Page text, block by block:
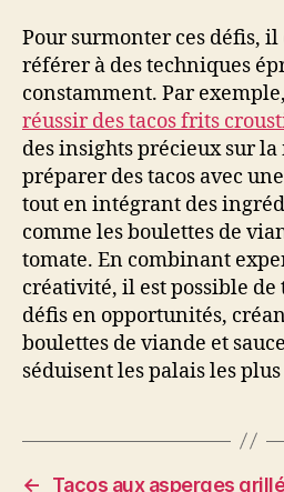
Pour surmonter ces défis, il
référer à des techniques
constamment. Par
réussir des tacos frits
des insights précieux sur
préparer des tacos avec
tout en intégrant des
comme les boulettes de
tomate. En combinant
créativité, il est possible
défis en opportunités,
boulettes de viande et
séduisent les palais les
← Tacos aux asperges